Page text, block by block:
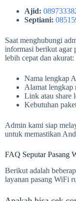
Ajid:
Septiani:
Saat menghubungi
informasi berikut agar
lebih cepat dan akurat:
Nama lengkap
Alamat lengkap
Link atau share
Kebutuhan
Admin kami siap
untuk memastikan
FAQ Seputar Pasang
Berikut adalah
layanan pasang WiFi